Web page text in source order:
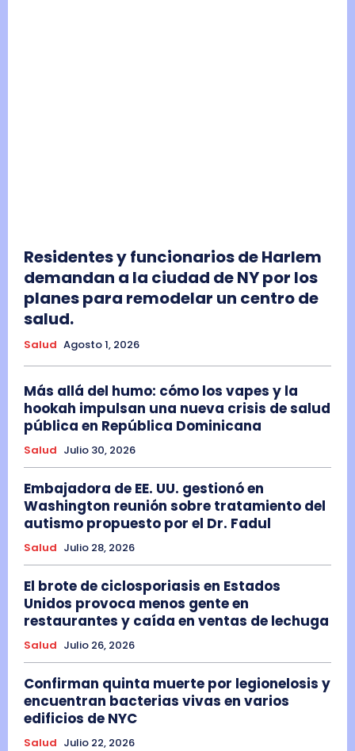
Residentes y funcionarios de Harlem
demandan a la ciudad de NY por los
planes para remodelar un centro de
salud.
Salud Agosto 1, 2026
Más allá del humo: cómo los vapes y la
hookah impulsan una nueva crisis de salud
pública en República Dominicana
Salud Julio 30, 2026
Embajadora de EE. UU. gestionó en
Washington reunión sobre tratamiento del
autismo propuesto por el Dr. Fadul
Salud Julio 28, 2026
El brote de ciclosporiasis en Estados
Unidos provoca menos gente en
restaurantes y caída en ventas de lechuga
Salud Julio 26, 2026
Confirman quinta muerte por legionelosis y
encuentran bacterias vivas en varios
edificios de NYC
Salud Julio 22, 2026